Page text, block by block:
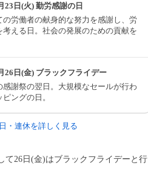
23日(火) 勤労感謝の日
の労働者の献身的な努力を感謝し、労
考える日。社会の発展のための貢献を
26日(金) ブラックフライデー
感謝祭の翌日。大規模なセールが行わ
ングの日。
・連休を詳しく見る
て26日(金)はブラックフライデーと行